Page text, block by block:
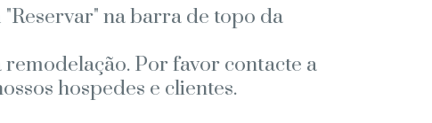
na barra de topo da
Por favor contacte a
hospedes e clientes.